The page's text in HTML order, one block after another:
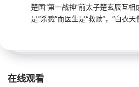
楚国“第一战神”前太子楚玄辰互
是“杀戮”而医生是“救赎”，“白衣天
在线观看